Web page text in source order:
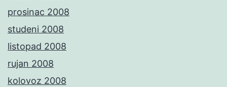
prosinac 2008
studeni 2008
listopad 2008
rujan 2008
kolovoz 2008